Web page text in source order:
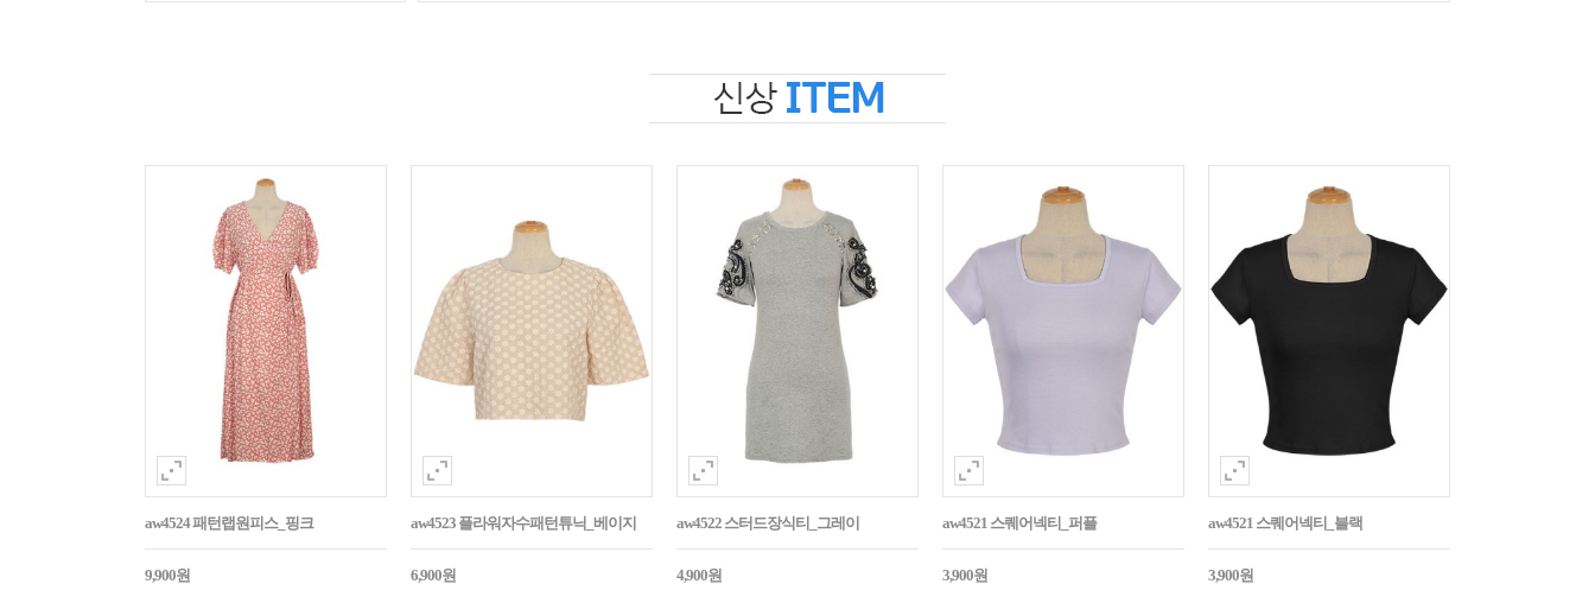
aw4524 패턴랩원피스_핑크
9,900원
aw4523 플라워자수패턴튜닉_베이지
6,900원
aw4522 스터드장식티_그레이
4,900원
aw4521 스퀘어넥티_퍼플
3,900원
aw4521 스퀘어넥티_블랙
3,900원